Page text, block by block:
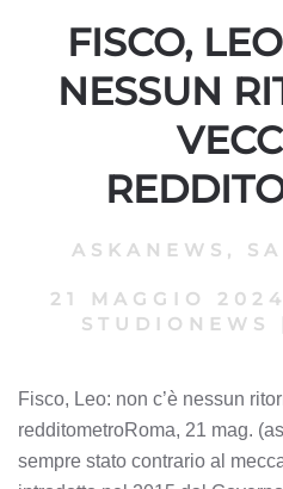
FISCO,
NESSUN
ASKANEWS ,
21 MAGGIO 2024
STUDIONEWS
Fisco, Leo: non c’è nessun
redditometroRoma, 21 mag.
sempre stato contrario al